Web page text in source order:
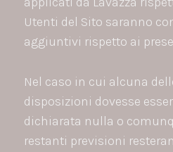
Utenti del Sito saranno
aggiuntivi rispetto ai
Nel caso in cui alcuna
disposizioni dovesse
dichiarata nulla o
restanti previsioni